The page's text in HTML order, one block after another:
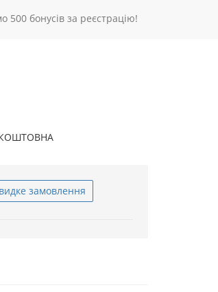
500 бонусів за реєстрацію!
замовлення